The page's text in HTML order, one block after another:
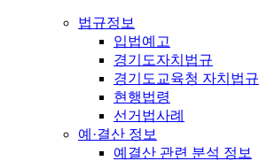
법규정보
입법예고
경기도자치법규
경기도교육청 자치법규
현행법령
선거법사례
예·결산 정보
예결산 관련 분석 정보